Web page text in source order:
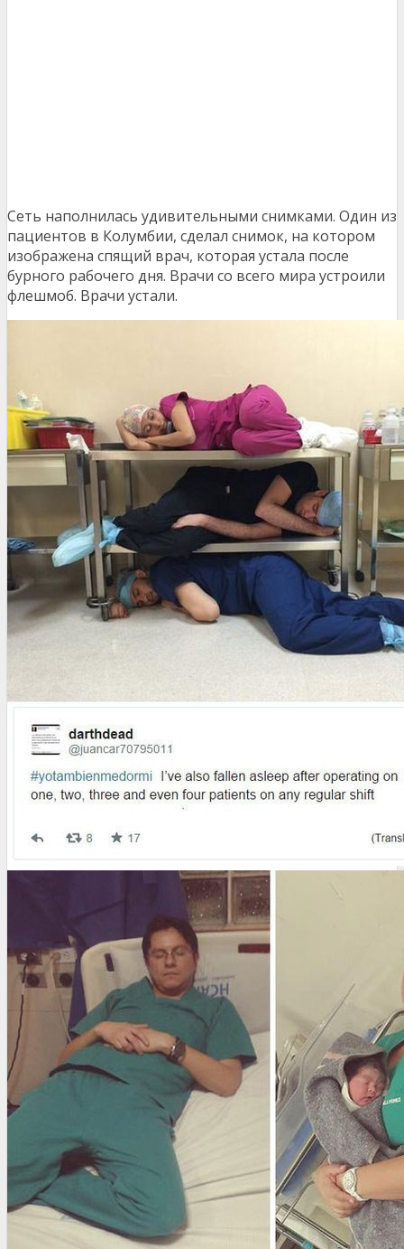
Сеть наполнилась удивительными снимками. Один из
пациентов в Колумбии, сделал снимок, на котором
изображена спящий врач, которая устала после
бурного рабочего дня. Врачи со всего мира устроили
флешмоб. Врачи устали.